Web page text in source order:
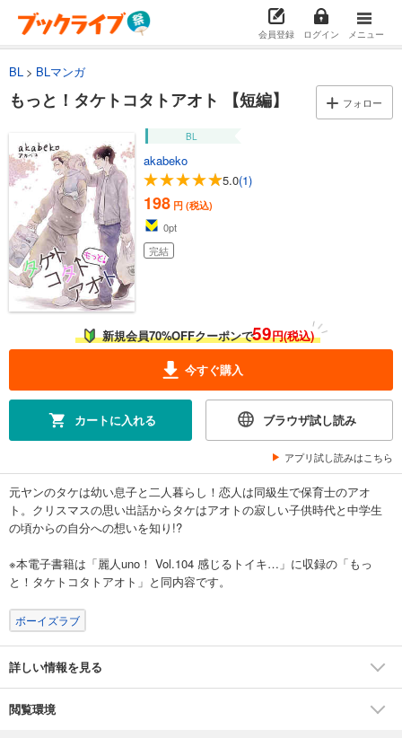
会員登録 ログイン メニュー
BL BLマンガ
もっと！タケトコタトアオト 【短編】 フォロー
BL
akabeko
5.0(1)
198 円 (税込)
0pt
完結
新規会員70%OFFクーポンで59円(税込)
今すぐ購入
カートに入れる ブラウザ試し読み
アプリ試し読みはこちら
元ヤンのタケは幼い息子と二人暮らし！恋人は同級生で保育士のアオ
ト。クリスマスの思い出話からタケはアオトの寂しい子供時代と中学生
の頃からの自分への想いを知り!?
※本電子書籍は「麗人uno！ Vol.104 感じるトイキ…」に収録の「もっ
と！タケトコタトアオト」と同内容です。
ボーイズラブ
詳しい情報を見る
閲覧環境